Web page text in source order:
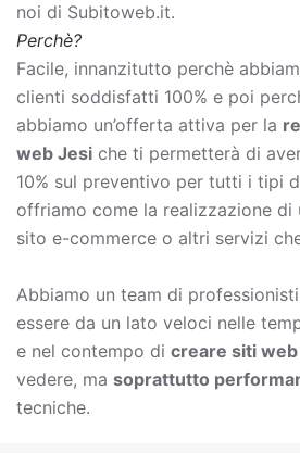
noi di Subitoweb.it.
Perchè?
Facile, innanzitutto perchè
clienti soddisfatti 100% e poi
abbiamo un’offerta attiva per la
web Jesi che ti permetterà di
10% sul preventivo per tutti i tipi
offriamo come la realizzazione di
sito e-commerce o altri servizi
Abbiamo un team di
essere da un lato veloci nelle
e nel contempo di creare siti web
vedere, ma soprattutto
tecniche.